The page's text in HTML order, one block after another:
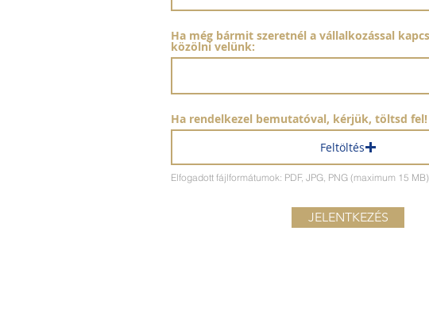
Ha még bármit szeretnél a vállalkozással
közölni velünk:
Ha rendelkezel bemutatóval, kérjük, töltsd fel!
Feltöltés
Elfogadott fájlformátumok: PDF, JPG, PNG (maximum 15 MB)
JELENTKEZÉS